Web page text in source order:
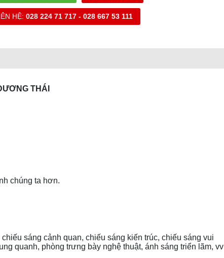
HỆ:028 224 71 717 - 028 667 53 111
THÁI
chúng ta hơn.
sáng cảnh quan, chiếu sáng kiến trúc, chiếu sáng vui
quanh, phòng trưng bày nghệ thuật, ánh sáng triển lãm, vv